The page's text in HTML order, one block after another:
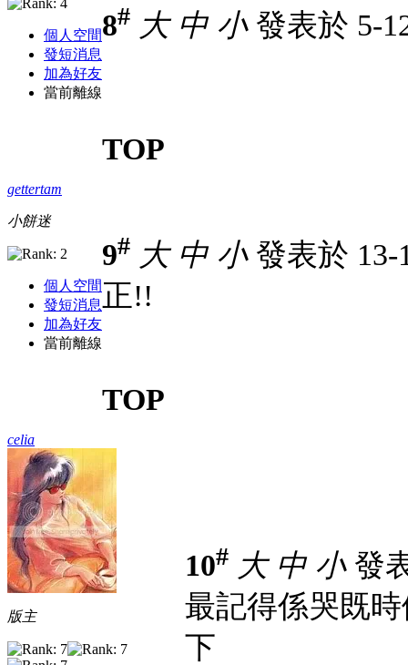
個人空間
發短消息
加為好友
當前離線
8# 大 中 小發表於 5-
TOP
gettertam
小餅迷
個人空間
發短消息
加為好友
當前離線
9# 大 中 小發表於 13-
正!!
TOP
celia
版主
10# 大 中 小發
最記得係哭既
下